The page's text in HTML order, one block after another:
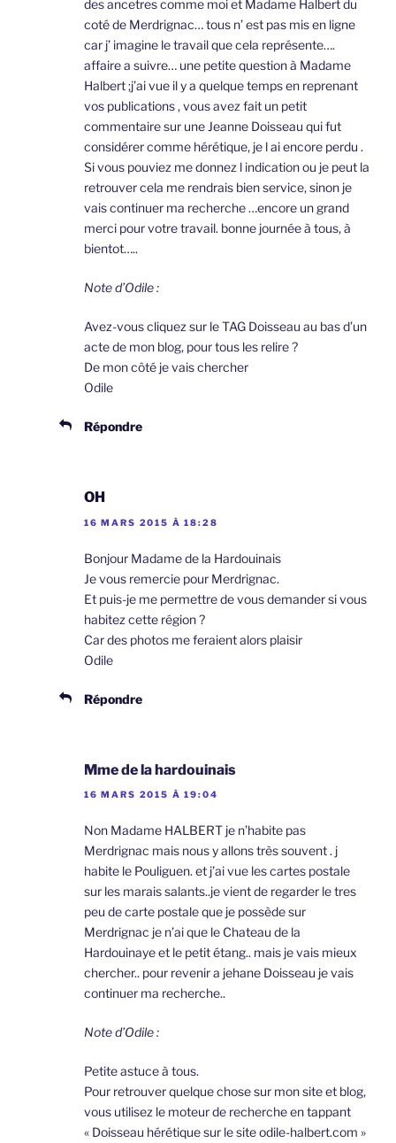
des ancetres comme moi et Madame Halbert du
coté de Merdrignac… tous n’ est pas mis en ligne
car j’ imagine le travail que cela représente….
affaire a suivre… une petite question à Madame
Halbert ;j’ai vue il y a quelque temps en reprenant
vos publications , vous avez fait un petit
commentaire sur une Jeanne Doisseau qui fut
considérer comme hérétique, je l ai encore perdu .
Si vous pouviez me donnez l indication ou je peut la
retrouver cela me rendrais bien service, sinon je
vais continuer ma recherche …encore un grand
merci pour votre travail. bonne journée à tous, à
bientot…..
Note d’Odile :
Avez-vous cliquez sur le TAG Doisseau au bas d’un
acte de mon blog, pour tous les relire ?
De mon côté je vais chercher
Odile
Répondre
OH
16 MARS 2015 À 18:28
Bonjour Madame de la Hardouinais
Je vous remercie pour Merdrignac.
Et puis-je me permettre de vous demander si vous
habitez cette région ?
Car des photos me feraient alors plaisir
Odile
Répondre
Mme de la hardouinais
16 MARS 2015 À 19:04
Non Madame HALBERT je n’habite pas
Merdrignac mais nous y allons très souvent . j
habite le Pouliguen. et j’ai vue les cartes postale
sur les marais salants..je vient de regarder le tres
peu de carte postale que je possède sur
Merdrignac je n’ai que le Chateau de la
Hardouinaye et le petit étang.. mais je vais mieux
chercher.. pour revenir a jehane Doisseau je vais
continuer ma recherche..
Note d’Odile :
Petite astuce à tous.
Pour retrouver quelque chose sur mon site et blog,
vous utilisez le moteur de recherche en tappant
« Doisseau hérétique sur le site odile-halbert.com »